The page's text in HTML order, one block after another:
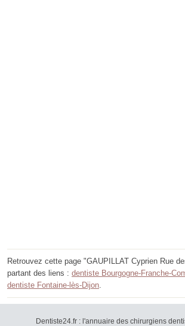
Retrouvez cette page "GAUPILLAT Cyprien Rue
partant des liens : dentiste Bourgogne-Franche-
dentiste Fontaine-lès-Dijon.
Dentiste24.fr : l'annuaire des chirurgiens